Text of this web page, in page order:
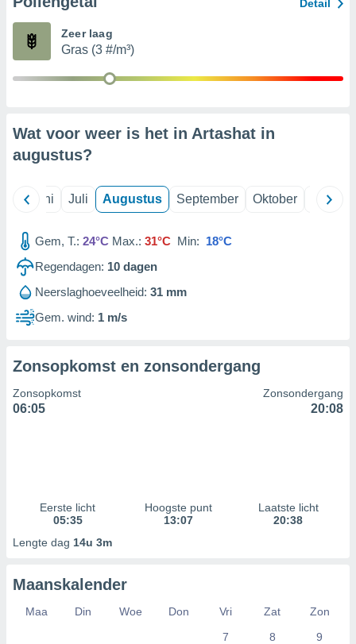
partners
Detail
Zeer laag
Gras (3 #/m³)
Wat voor weer is het in Artashat in
augustus?
Juni Juli Augustus September Oktober
Gem, T.: 24°C Max.: 31°C Min: 18°C
Regendagen: 10 dagen
Neerslaghoeveelheid: 31 mm
Gem. wind: 1 m/s
Zonsopkomst en zonsondergang
Zonsopkomst
06:05
Zonsondergang
20:08
Eerste licht
05:35
Hoogste punt
13:07
Laatste licht
20:38
Lengte dag 14u 3m
Maanskalender
Maa Din Woe Don Vri Zat
Zon
7
8 9